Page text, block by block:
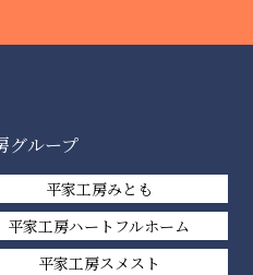
グループ
平家工房みとも
平家工房ハートフルホーム
平家工房スメスト